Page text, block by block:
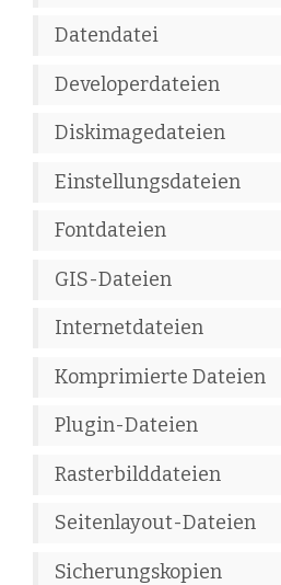
Datendatei
Developerdateien
Diskimagedateien
Einstellungsdateien
Fontdateien
GIS-Dateien
Internetdateien
Komprimierte Dateien
Plugin-Dateien
Rasterbilddateien
Seitenlayout-Dateien
Sicherungskopien